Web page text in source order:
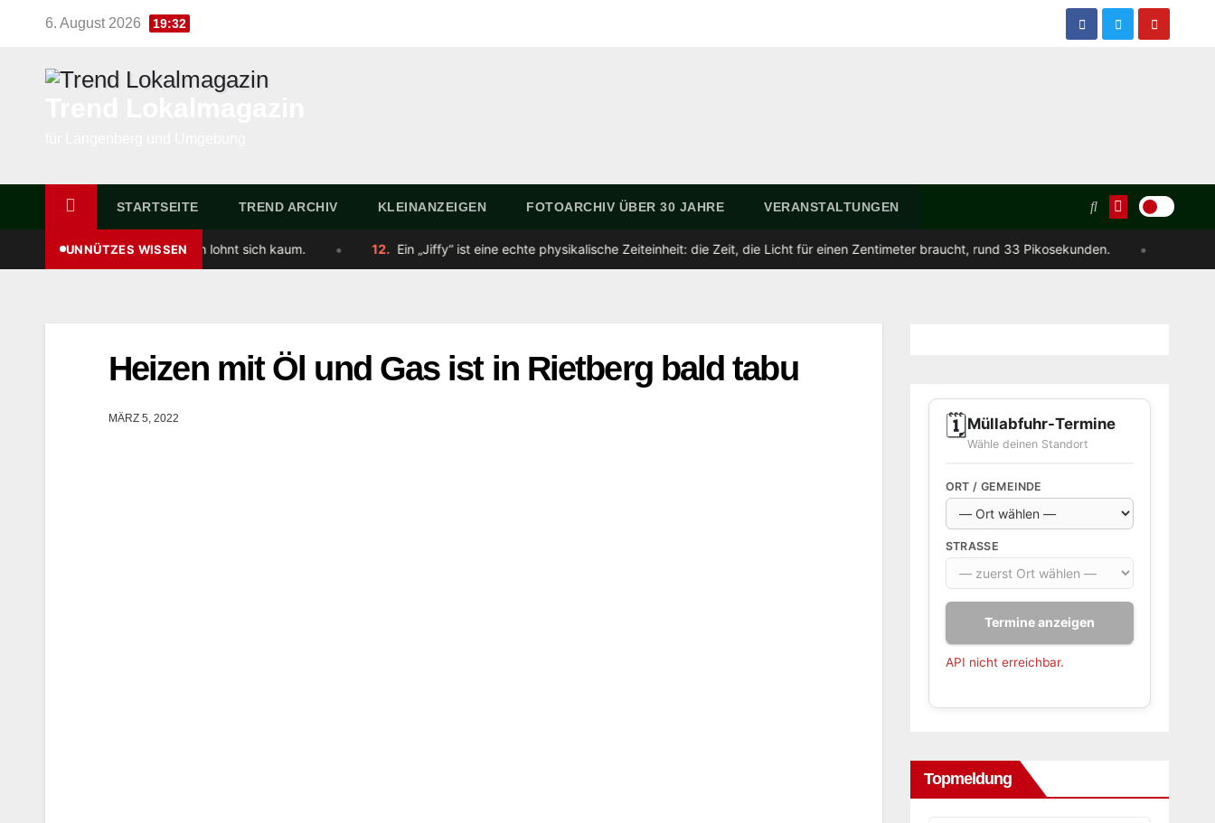
content
6. August 2026 19:32
STARTSEITE TREND ARCHIV KLEINANZEIGEN FOTOARCHIV ÜBER 30 JAHRE VERANSTALTUNGEN
UNNÜTZES WISSEN
lohnt sich kaum. • 12. Ein „Jiffy“ ist eine echte physikalische Zeiteinheit: die Zeit, die Licht für einen Zentimeter braucht, rund 33 Pikosekunden. • 13. An der University of
Heizen mit Öl und Gas ist in Rietberg bald tabu
MÄRZ 5, 2022 🗓️Müllabfuhr-Termine
Wähle deinen Standort
ORT / GEMEINDE
STRASSE
Termine anzeigen
API nicht erreichbar.
Topmeldung